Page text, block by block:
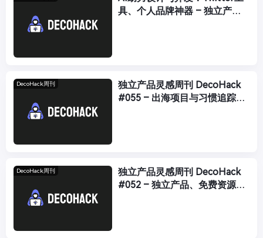
具、个人品牌神器 – 独立产品
DecoHack周刊
独立产品灵感周刊 DecoHack
#055 – 出海项目与习惯追踪
DecoHack周刊
独立产品灵感周刊 DecoHack
#052 – 独立产品、免费资源与